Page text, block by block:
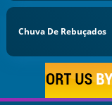
Chuva De Rebuçados